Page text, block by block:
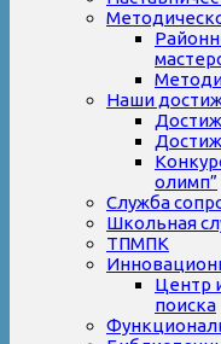
Наши
олимп”
Служба
Школьная
ТПМПК
Центр
поиска